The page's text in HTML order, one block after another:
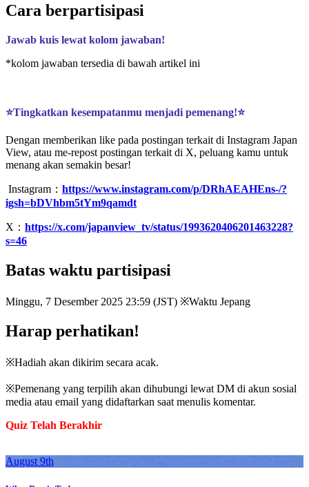
Cara berpartisipasi
Jawab kuis lewat kolom jawaban!
*kolom jawaban tersedia di bawah artikel ini
⭐Tingkatkan kesempatanmu menjadi pemenang!⭐
Dengan memberikan like pada postingan terkait di Instagram Japan
View, atau me-repost postingan terkait di X, peluang kamu untuk
menang akan semakin besar!
Instagram： https://www.instagram.com/p/DRhAEAHEns-/?
igsh=bDVhbm5tYm9qamdt
X： https://x.com/japanview_tv/status/1993620406201463228?
s=46
Batas waktu partisipasi
Minggu, 7 Desember 2025 23:59 (JST) ※Waktu Jepang
Harap perhatikan!
※Hadiah akan dikirim secara acak.
※Pemenang yang terpilih akan dihubungi lewat DM di akun sosial
media atau email yang didaftarkan saat menulis komentar.
Quiz Telah Berakhir
August 9th